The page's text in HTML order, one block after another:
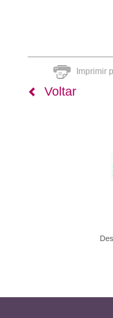
Imprimir
Voltar